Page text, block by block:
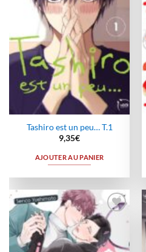
Tashiro est un peu… T.1
9,35€
AJOUTER AU PANIER
Ajouter
à la
wishlist